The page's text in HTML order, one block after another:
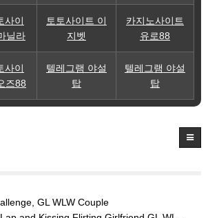
사이
닐라
토토사이트 이
지벳
카지노사이트
유로88
사이
즈88
텔레그램 야설
탑
텔레그램 야설
탑
GL WLW Couple